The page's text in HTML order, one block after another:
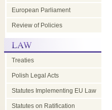
European Parliament
Review of Policies
Treaties
Polish Legal Acts
Statutes Implementing EU Law
Statutes on Ratification